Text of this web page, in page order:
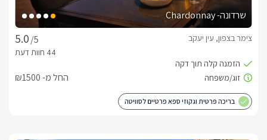
שרדונה- Chardonnay
/5
צימר בצפון, עין יעקב
החל מ- ₪1500
בריכה פרטית וגקוזי ספא פרטיים לסוויטה